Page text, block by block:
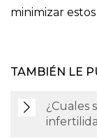
minimizar
TAMBIÉN LE
¿Cuales